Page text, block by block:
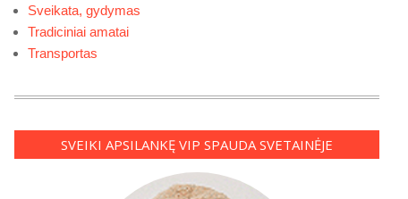
Sveikata, gydymas
Tradiciniai amatai
Transportas
SVEIKI APSILANKĘ VIP SPAUDA SVETAINĖJE